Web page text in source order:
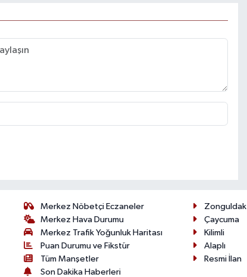
Merkez Nöbetçi Eczaneler
Merkez Hava Durumu
Merkez Trafik Yoğunluk Haritası
Puan Durumu ve Fikstür
Tüm Manşetler
Son Dakika Haberleri
Zonguldak
Çaycuma
Kilimli
Alaplı
Resmi İlan